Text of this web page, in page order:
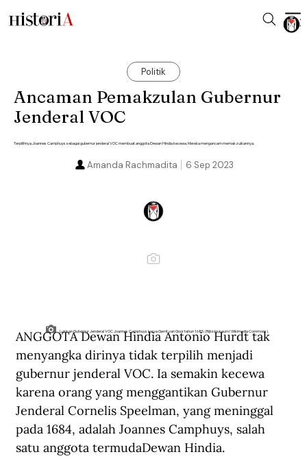
Politik
Ancaman Pemakzulan Gubernur
Jenderal VOC
Terpilihnya Joannes Camphuys sebagai gubernur jenderal VOC membuat anggota Dewan Hindia kecewa. Mereka mengancam memakzulkannya.
6 Sep 2023
Amanda Rachmadita
Lukisan Gubernur Jenderal VOC Joannes Camphuys karya Gerrit van Goor tahun 1685. (Rijksmuseum/Wikimedia Commons).
ANGGOTA Dewan Hindia Antonio Hurdt tak
menyangka dirinya tidak terpilih menjadi
gubernur jenderal VOC. Ia semakin kecewa
karena orang yang menggantikan Gubernur
Jenderal Cornelis Speelman, yang meninggal
pada 1684, adalah Joannes Camphuys, salah
satu anggota termudaDewan Hindia.